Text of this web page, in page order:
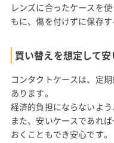
レンズに合ったケースを
もに、傷を付けずに保存す
買い替えを想定して
コンタクトケースは、定
あります。
経済的負担にならないよう
また、安いケースであれ
おくこともでき安心です。